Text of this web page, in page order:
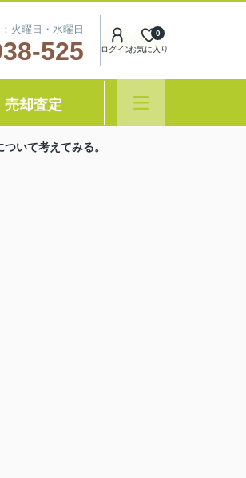
火曜日・水曜日
525 ログインお気に入り
0
売却査定
いて考えてみる。